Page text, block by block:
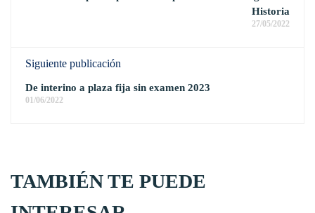
Historia
27/05/2022
Siguiente publicación
De interino a plaza fija sin examen 2023
01/06/2022
TAMBIÉN TE PUEDE